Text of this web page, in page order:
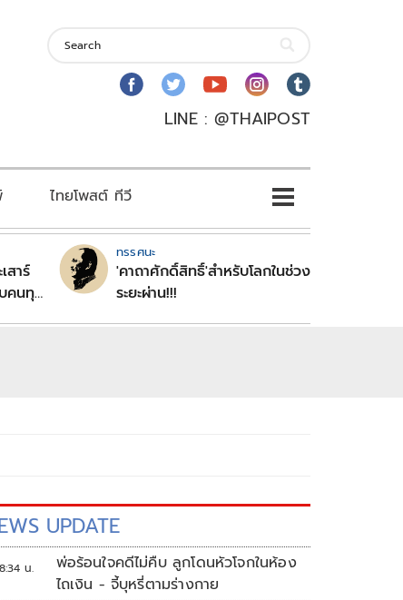
LINE : @THAIPOST
ไทยโพสต์ ทีวี
สาร์
คนทุก
ทรรศนะ
'คาถาศักดิ์สิทธิ์'สำหรับโลกในช่วง
ระยะผ่าน!!!
UPDATE
น.
พ่อร้อนใจคดีไม่คืบ ลูกโดนหัวโจกในห้อง
ไถเงิน - จี้บุหรี่ตามร่างกาย